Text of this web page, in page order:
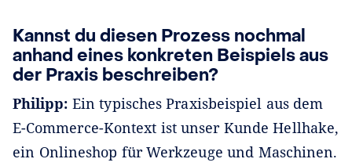
Kannst du diesen Prozess nochmal
anhand eines konkreten Beispiels aus
der Praxis beschreiben?
Philipp: Ein typisches Praxisbeispiel aus dem
E-Commerce-Kontext ist unser Kunde Hellhake,
ein Onlineshop für Werkzeuge und Maschinen.